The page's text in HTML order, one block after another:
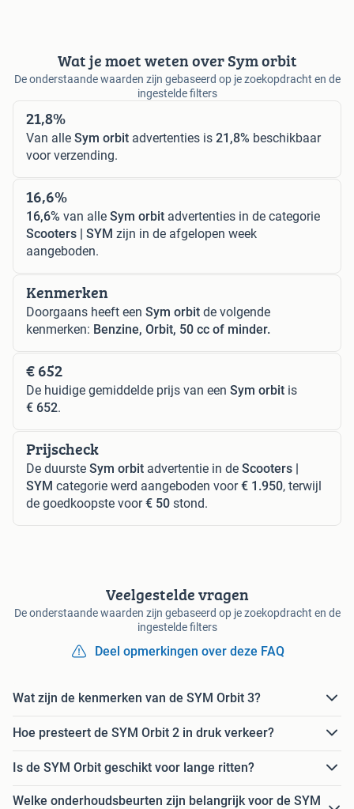
Wat je moet weten over Sym orbit
De onderstaande waarden zijn gebaseerd op je zoekopdracht en de
ingestelde filters
21,8%
Van alle Sym orbit advertenties is 21,8% beschikbaar
voor verzending.
16,6%
16,6% van alle Sym orbit advertenties in de categorie
Scooters | SYM zijn in de afgelopen week
aangeboden.
Kenmerken
Doorgaans heeft een Sym orbit de volgende
kenmerken: Benzine, Orbit, 50 cc of minder.
€ 652
De huidige gemiddelde prijs van een Sym orbit is
€ 652.
Prijscheck
De duurste Sym orbit advertentie in de Scooters |
SYM categorie werd aangeboden voor€ 1.950, terwijl
de goedkoopste voor€ 50 stond.
Veelgestelde vragen
De onderstaande waarden zijn gebaseerd op je zoekopdracht en de
ingestelde filters
Deel opmerkingen over deze FAQ
Wat zijn de kenmerken van de SYM Orbit 3?
Hoe presteert de SYM Orbit 2 in druk verkeer?
Is de SYM Orbit geschikt voor lange ritten?
Welke onderhoudsbeurten zijn belangrijk voor de SYM